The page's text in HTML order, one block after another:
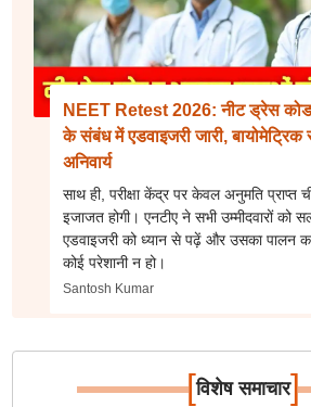
NEET Retest 2026: नीट ड्रेस
के संबंध में एडवाइजरी जारी, बायोमेट्रिक
अनिवार्य
साथ ही, परीक्षा केंद्र पर केवल अनुमति प्राप्त
इजाजत होगी। एनटीए ने सभी उम्मीदवारों को
एडवाइजरी को ध्यान से पढ़ें और उसका पालन करें
कोई परेशानी न हो।
Santosh Kumar
[विशेष समाचार]